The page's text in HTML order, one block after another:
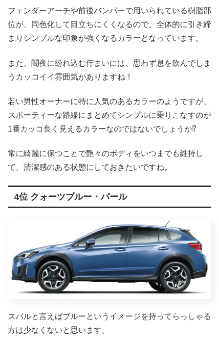
フェンダーアーチや前後バンパーで用いられている樹脂部
位が、同色化して目立ちにくくなるので、全体的に引き締
まりシンプルな印象が強くなるカラーとなっています。
また、闇夜に紛れ込む佇まいには、思わず息を飲んでしま
うカッコイイ雰囲気がありますね！
若い男性オーナーに特に人気のあるカラーのようですが、
スポーティーな路線にまとめてシンプルに乗りこなすのが
1番カッコ良く見えるカラーなのではないでしょうか⁉︎
常に綺麗に保つことで艶々のボディをいつまでも維持し
て、清潔感のある状態にしておきたいですね。
4位 クォーツブルー・パール
スバルと言えばブルーというイメージを持ってらっしゃる
方は少なくないと思います。